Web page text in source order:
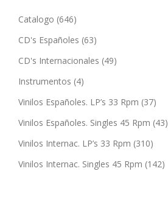
Catalogo (646)
CD's Españoles (63)
CD's Internacionales (49)
Instrumentos (4)
Vinilos Españoles. LP’s 33 Rpm (37)
Vinilos Españoles. Singles 45 Rpm (43)
Vinilos Internac. LP’s 33 Rpm (310)
Vinilos Internac. Singles 45 Rpm (142)